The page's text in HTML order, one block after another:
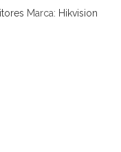
Marca: Hikvision